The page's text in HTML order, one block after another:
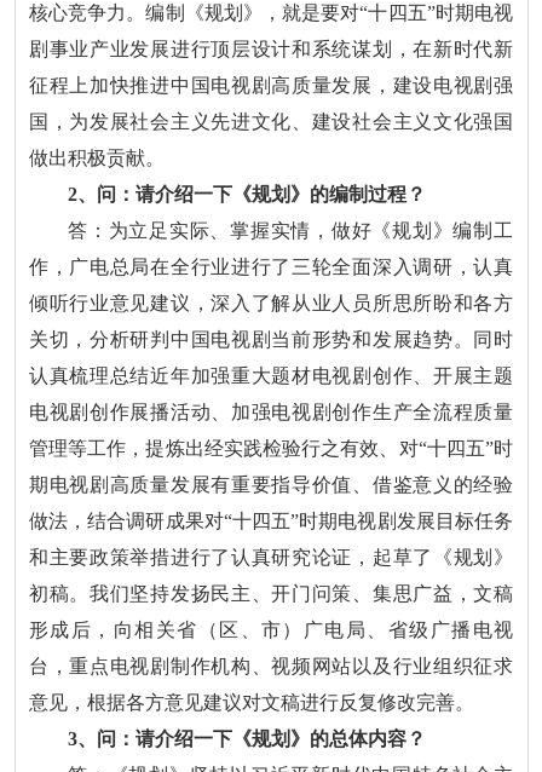
核心竞争力。编制《规划》，就是要对“十四五”时期电视
剧事业产业发展进行顶层设计和系统谋划，在新时代新
征程上加快推进中国电视剧高质量发展，建设电视剧强
国，为发展社会主义先进文化、建设社会主义文化强国
做出积极贡献。
2、问：请介绍一下《规划》的编制过程？
答：为立足实际、掌握实情，做好《规划》编制工
作，广电总局在全行业进行了三轮全面深入调研，认真
倾听行业意见建议，深入了解从业人员所思所盼和各方
关切，分析研判中国电视剧当前形势和发展趋势。同时
认真梳理总结近年加强重大题材电视剧创作、开展主题
电视剧创作展播活动、加强电视剧创作生产全流程质量
管理等工作，提炼出经实践检验行之有效、对“十四五”时
期电视剧高质量发展有重要指导价值、借鉴意义的经验
做法，结合调研成果对“十四五”时期电视剧发展目标任务
和主要政策举措进行了认真研究论证，起草了《规划》
初稿。我们坚持发扬民主、开门问策、集思广益，文稿
形成后，向相关省（区、市）广电局、省级广播电视
台，重点电视剧制作机构、视频网站以及行业组织征求
意见，根据各方意见建议对文稿进行反复修改完善。
3、问：请介绍一下《规划》的总体内容？